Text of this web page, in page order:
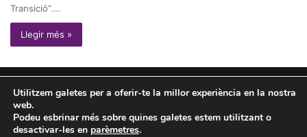
Transició”.…
Llegir més »
© Copyright 2026, Tots els drets reservats | omongraph
Política de privacitat
Política de cookies
Utilitzem galetes per a oferir-te la millor experiència en la nostra
web.
Podeu esbrinar més sobre quines galetes estem utilitzant o
desactivar-les en parèmetres.